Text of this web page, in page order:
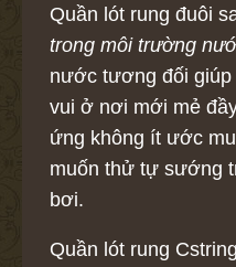
Quần lót rung đuôi
trong môi trường
nước tương đối
vui ở nơi mới mẻ
ứng không ít ước
muốn thử tự sướng
bơi.
Quần lót rung